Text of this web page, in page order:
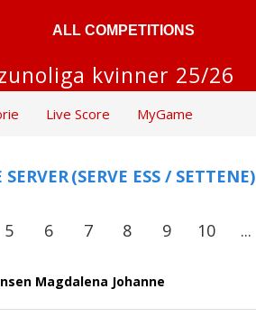
ALL COMPETITIONS
kvinner 25/26
Live Score MyGame
SERVER(SERVE ESS / SETTENE)
5 6 7 8 9 10 ...
Magdalena Johanne